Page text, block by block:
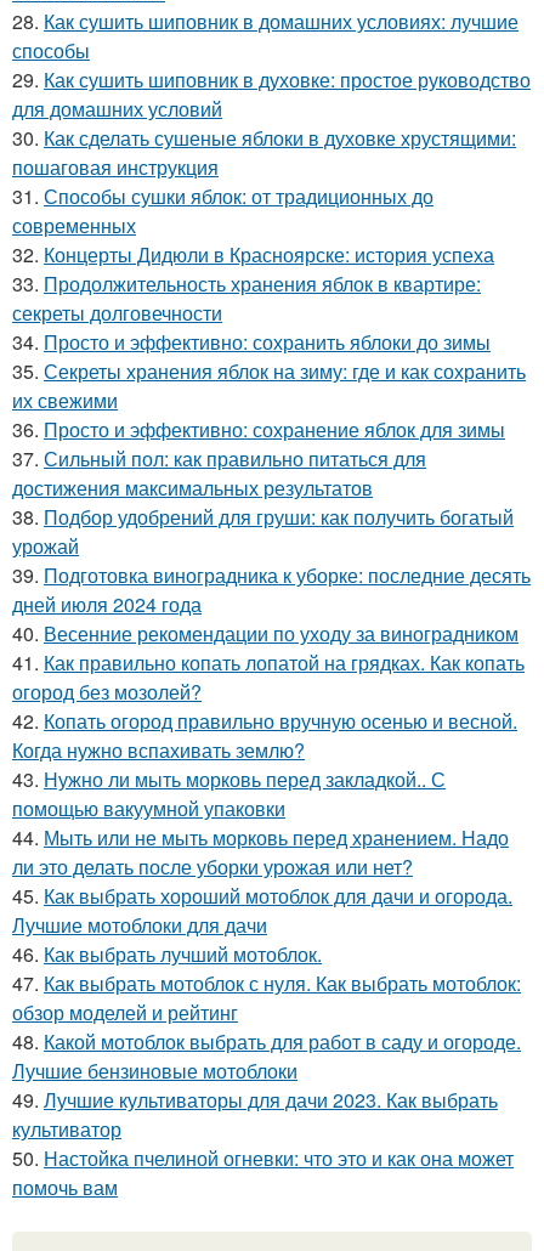
28. Как сушить шиповник в домашних условиях: лучшие
способы
29. Как сушить шиповник в духовке: простое руководство
для домашних условий
30. Как сделать сушеные яблоки в духовке хрустящими:
пошаговая инструкция
31. Способы сушки яблок: от традиционных до
современных
32. Концерты Дидюли в Красноярске: история успеха
33. Продолжительность хранения яблок в квартире:
секреты долговечности
34. Просто и эффективно: сохранить яблоки до зимы
35. Секреты хранения яблок на зиму: где и как сохранить
их свежими
36. Просто и эффективно: сохранение яблок для зимы
37. Сильный пол: как правильно питаться для
достижения максимальных результатов
38. Подбор удобрений для груши: как получить богатый
урожай
39. Подготовка виноградника к уборке: последние десять
дней июля 2024 года
40. Весенние рекомендации по уходу за виноградником
41. Как правильно копать лопатой на грядках. Как копать
огород без мозолей?
42. Копать огород правильно вручную осенью и весной.
Когда нужно вспахивать землю?
43. Нужно ли мыть морковь перед закладкой.. С
помощью вакуумной упаковки
44. Мыть или не мыть морковь перед хранением. Надо
ли это делать после уборки урожая или нет?
45. Как выбрать хороший мотоблок для дачи и огорода.
Лучшие мотоблоки для дачи
46. Как выбрать лучший мотоблок.
47. Как выбрать мотоблок с нуля. Как выбрать мотоблок:
обзор моделей и рейтинг
48. Какой мотоблок выбрать для работ в саду и огороде.
Лучшие бензиновые мотоблоки
49. Лучшие культиваторы для дачи 2023. Как выбрать
культиватор
50. Настойка пчелиной огневки: что это и как она может
помочь вам